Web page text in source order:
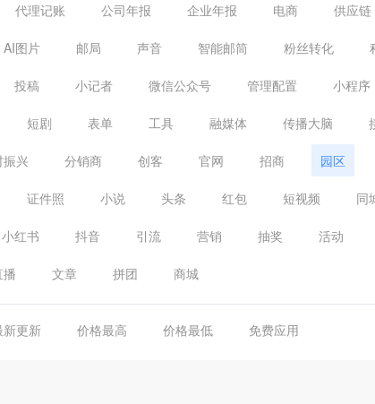
代理记账 公司年报 企业年报 电商 供应链
AI图片 邮局 声音 智能邮筒 粉丝转化
投稿 小记者 微信公众号 管理配置 小程序
短剧 表单 工具 融媒体 传播大脑
振兴 分销商 创客 官网 招商 园区
证件照 小说 头条 红包 短视频 同
小红书 抖音 引流 营销 抽奖 活动
播 文章 拼团 商城
新更新 价格最高 价格最低 免费应用